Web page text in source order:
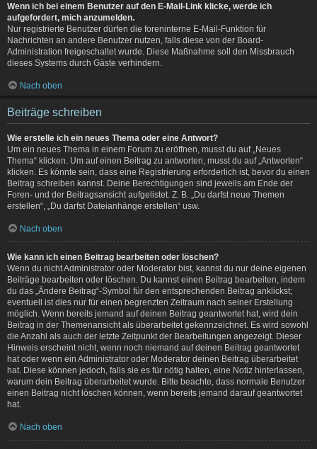
Wenn ich bei einem Benutzer auf den E-Mail-Link klicke, werde ich
aufgefordert, mich anzumelden.
Nur registrierte Benutzer dürfen die foreninterne E-Mail-Funktion für
Nachrichten an andere Benutzer nutzen, falls diese von der Board-
Administration freigeschaltet wurde. Diese Maßnahme soll den Missbrauch
dieses Systems durch Gäste verhindern.
Nach oben
Beiträge schreiben
Wie erstelle ich ein neues Thema oder eine Antwort?
Um ein neues Thema in einem Forum zu eröffnen, musst du auf „Neues
Thema“ klicken. Um auf einen Beitrag zu antworten, musst du auf „Antworten“
klicken. Es könnte sein, dass eine Registrierung erforderlich ist, bevor du einen
Beitrag schreiben kannst. Deine Berechtigungen sind jeweils am Ende der
Foren- und der Beitragsansicht aufgelistet. Z. B. „Du darfst neue Themen
erstellen“, „Du darfst Dateianhänge erstellen“ usw.
Nach oben
Wie kann ich einen Beitrag bearbeiten oder löschen?
Wenn du nicht Administrator oder Moderator bist, kannst du nur deine eigenen
Beiträge bearbeiten oder löschen. Du kannst einen Beitrag bearbeiten, indem
du das „Ändere Beitrag“-Symbol für den entsprechenden Beitrag anklickst;
eventuell ist dies nur für einen begrenzten Zeitraum nach seiner Erstellung
möglich. Wenn bereits jemand auf deinen Beitrag geantwortet hat, wird dein
Beitrag in der Themenansicht als überarbeitet gekennzeichnet. Es wird sowohl
die Anzahl als auch der letzte Zeitpunkt der Bearbeitungen angezeigt. Dieser
Hinweis erscheint nicht, wenn noch niemand auf deinen Beitrag geantwortet
hat oder wenn ein Administrator oder Moderator deinen Beitrag überarbeitet
hat. Diese können jedoch, falls sie es für nötig halten, eine Notiz hinterlassen,
warum dein Beitrag überarbeitet wurde. Bitte beachte, dass normale Benutzer
einen Beitrag nicht löschen können, wenn bereits jemand darauf geantwortet
hat.
Nach oben